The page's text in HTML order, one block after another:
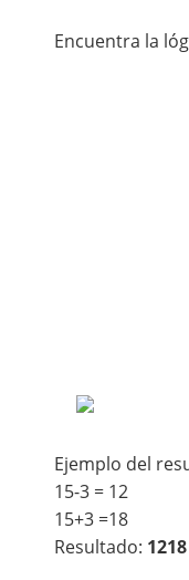
Encuentra la
Ejemplo del
15-3 = 12
15+3 =18
Resultado: 1218